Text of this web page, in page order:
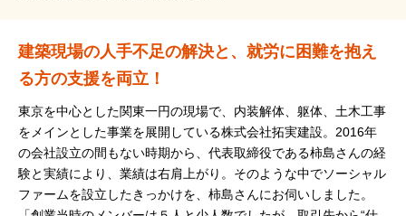
建築現場の人手不足の解決と、就労に困難を抱え
る方の支援を両立！
東京を中心とした関東一円の現場で、内装解体、躯体、土木工事
をメインとした事業を展開している株式会社拓実建設。2016年
の会社設立の間もない時期から、代表取締役である柿島さんの経
験と実績により、業績は右肩上がり。そのような中でソーシャル
ファームを設立したきっかけを、柿島さんにお伺いしました。